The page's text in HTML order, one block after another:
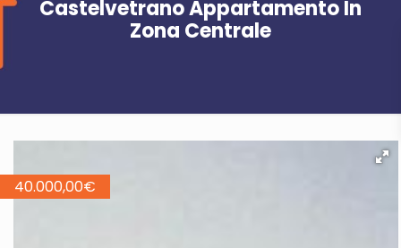
Castelvetrano Appartamento In
Zona Centrale
40.000,00€